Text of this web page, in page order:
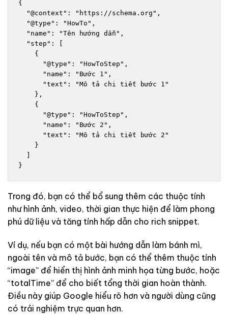
{
  "@context": "https://schema.org",
  "@type": "HowTo",
  "name": "Tên hướng dẫn",
  "step": [
    {
      "@type": "HowToStep",
      "name": "Bước 1",
      "text": "Mô tả chi tiết bước 1"
    },
    {
      "@type": "HowToStep",
      "name": "Bước 2",
      "text": "Mô tả chi tiết bước 2"
    }
}
Trong đó, bạn có thể bổ sung thêm các thuộc tính
như hình ảnh, video, thời gian thực hiện để làm phong
phú dữ liệu và tăng tính hấp dẫn cho rich snippet.
Ví dụ, nếu bạn có một bài hướng dẫn làm bánh mì,
ngoài tên và mô tả bước, bạn có thể thêm thuộc tính
“image” để hiển thị hình ảnh minh họa từng bước, hoặc
“totalTime” để cho biết tổng thời gian hoàn thành.
Điều này giúp Google hiểu rõ hơn và người dùng cũng
có trải nghiệm trực quan hơn.